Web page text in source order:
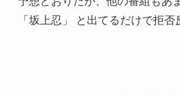
「坂上忍」 と出てるだけで拒否